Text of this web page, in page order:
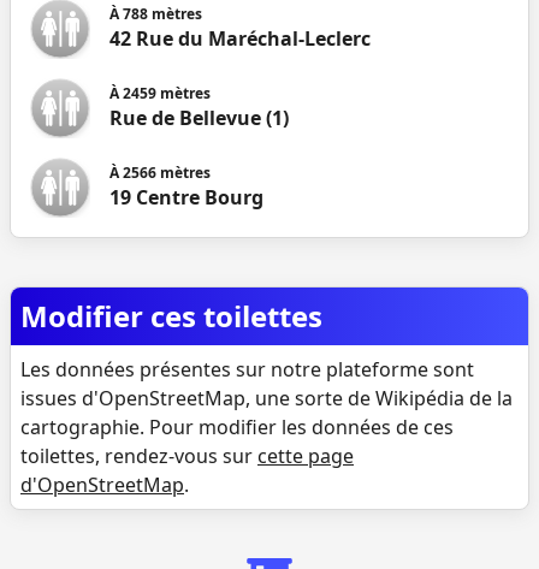
À788 mètres
42 Rue du Maréchal-Leclerc
À2459 mètres
Rue de Bellevue (1)
À2566 mètres
19 Centre Bourg
Modifier ces toilettes
Les données présentes sur notre plateforme sont
issues d'OpenStreetMap, une sorte de Wikipédia de la
cartographie. Pour modifier les données de ces
toilettes, rendez-vous sur cette page
d'OpenStreetMap.